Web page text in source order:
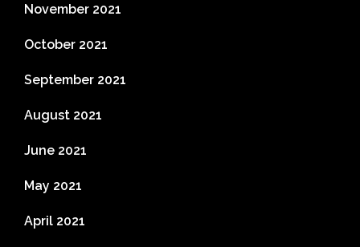
November 2021
October 2021
September 2021
August 2021
June 2021
May 2021
April 2021